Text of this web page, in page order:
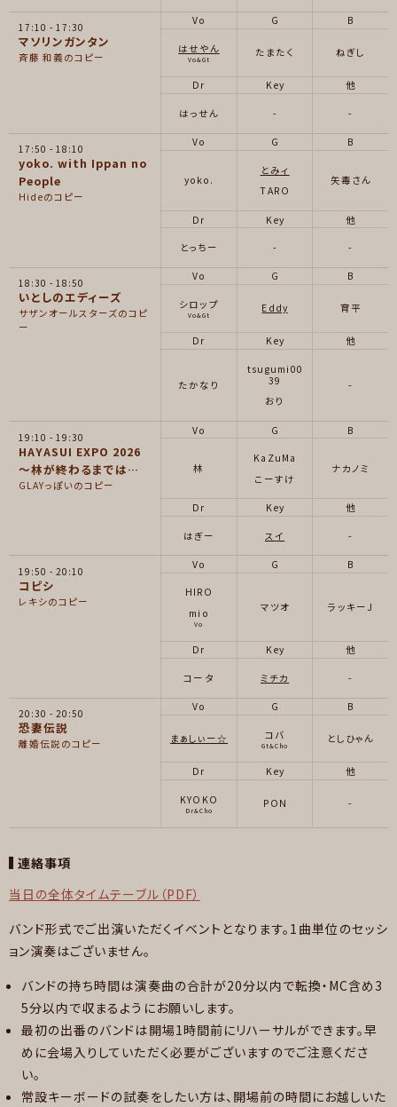
17:10 17:30
マソリンガンタン
斉藤 和義のコピー
Vo
はせやん
Vo&Gt
G
たまたく
B
ねぎし
Dr
はっせん
Key
-
他
-
17:50 18:10
yoko. with Ippan no
People
Hideのコピー
Vo
yoko.
G
とみィ
TARO
B
矢毒さん
Dr
とっちー
Key
-
他
-
18:30 18:50
いとしのエディーズ
サザンオールスターズのコピ
ー
Vo
シロップ
Vo&Gt
G
Eddy
B
育平
Dr
たかなり
Key
tsugumi00
39
おり
他
-
19:10 19:30
HAYASUI EXPO 2026
〜林が終わるまでは…
GLAYっぽいのコピー
Vo
林
G
KaZuMa
こーすけ
B
ナカノミ
Dr
はぎー
Key
スイ
他
-
19:50 20:10
コピシ
レキシのコピー
Vo
HIRO
mio
Vo
G
マツオ
B
ラッキーJ
Dr
コータ
Key
ミチカ
他
-
20:30 20:50
恐妻伝説
離婚伝説のコピー
Vo
まぁしぃー☆
G
コバ
Gt&Cho
B
としひゃん
Dr
KYOKO
Dr&Cho
Key
PON
他
-
連絡事項
当日の全体タイムテーブル（PDF）
バンド形式でご出演いただくイベントとなります。1曲単位のセッシ
ョン演奏はございません。
バンドの持ち時間は演奏曲の合計が20分以内で転換・MC含め3
5分以内で収まるようにお願いします。
最初の出番のバンドは開場1時間前にリハーサルができます。早
めに会場入りしていただく必要がございますのでご注意くださ
い。
常設キーボードの試奏をしたい方は、開場前の時間にお越しいた